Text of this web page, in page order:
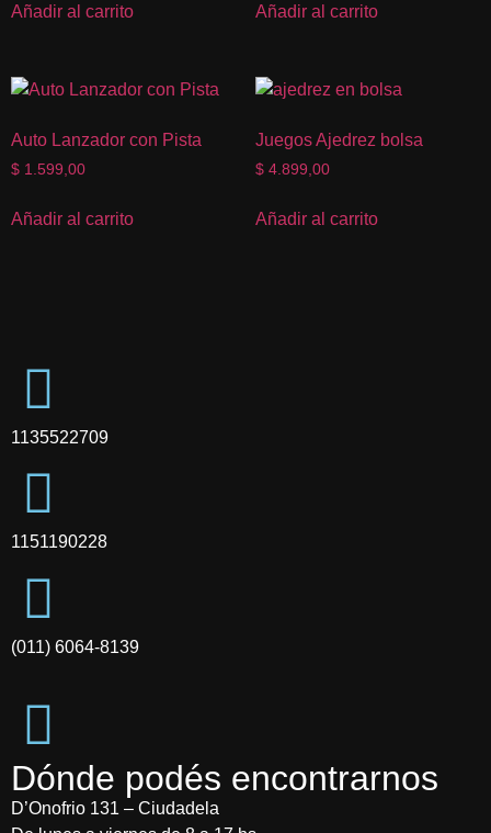
Añadir al carrito Añadir al carrito
Auto Lanzador con Pista
$ 1.599,00
Añadir al carrito
Juegos Ajedrez bolsa
$4.899,00
Añadir al carrito
1135522709
1151190228
(011) 6064-8139
Dónde podés encontrarnos
D’Onofrio 131 – Ciudadela